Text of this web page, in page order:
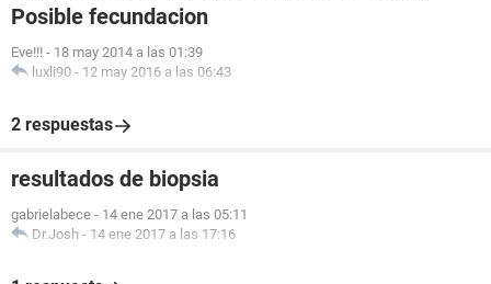
Posible fecundacion
Eve!!! - 18 may 2014 a las 01:39
luxli90 - 12 may 2016 a las 06:43
2 respuestas
resultados de biopsia
gabrielabece - 14 ene 2017 a las 05:11
Dr.Josh - 14 ene 2017 a las 17:16